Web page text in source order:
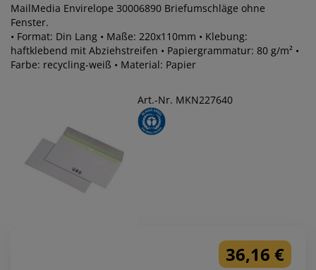
MailMedia Envirelope 30006890 Briefumschläge ohne
Fenster.
• Format: Din Lang • Maße: 220x110mm • Klebung:
haftklebend mit Abziehstreifen • Papiergrammatur: 80 g/m² •
Farbe: recycling-weiß • Material: Papier
Art.-Nr. MKN227640
36,16 €